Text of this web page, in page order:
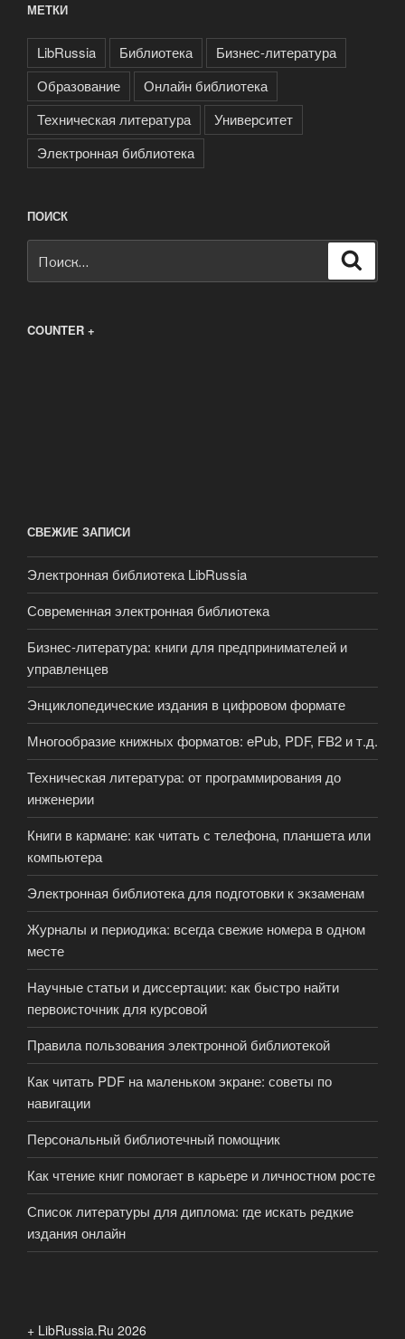
МЕТКИ
LibRussia Библиотека
Бизнес-литература
Образование
Онлайн библиотека
Техническая литература
Университет
Электронная библиотека
ПОИСК
COUNTER +
СВЕЖИЕ ЗАПИСИ
Электронная библиотека LibRussia
Современная электронная библиотека
Бизнес-литература: книги для предпринимателей и
управленцев
Энциклопедические издания в цифровом формате
Многообразие книжных форматов: ePub, PDF, FB2 и т.д.
Техническая литература: от программирования до
инженерии
Книги в кармане: как читать с телефона, планшета или
компьютера
Электронная библиотека для подготовки к экзаменам
Журналы и периодика: всегда свежие номера в одном
месте
Научные статьи и диссертации: как быстро найти
первоисточник для курсовой
Правила пользования электронной библиотекой
Как читать PDF на маленьком экране: советы по
навигации
Персональный библиотечный помощник
Как чтение книг помогает в карьере и личностном росте
Список литературы для диплома: где искать редкие
издания онлайн
+ LibRussia.Ru 2026